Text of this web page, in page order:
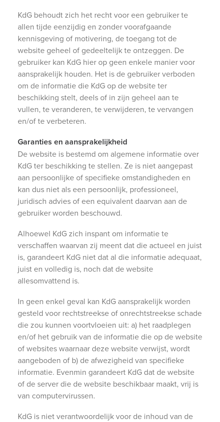
KdG behoudt zich het recht voor een gebruiker te
allen tijde eenzijdig en zonder voorafgaande
kennisgeving of motivering, de toegang tot de
website geheel of gedeeltelijk te ontzeggen. De
gebruiker kan KdG hier op geen enkele manier voor
aansprakelijk houden. Het is de gebruiker verboden
om de informatie die KdG op de website ter
beschikking stelt, deels of in zijn geheel aan te
vullen, te veranderen, te verwijderen, te vervangen
en/of te verbeteren.
Garanties en aansprakelijkheid
De website is bestemd om algemene informatie over
KdG ter beschikking te stellen. Ze is niet aangepast
aan persoonlijke of specifieke omstandigheden en
kan dus niet als een persoonlijk, professioneel,
juridisch advies of een equivalent daarvan aan de
gebruiker worden beschouwd.
Alhoewel KdG zich inspant om informatie te
verschaffen waarvan zij meent dat die actueel en juist
is, garandeert KdG niet dat al die informatie adequaat,
juist en volledig is, noch dat de website
allesomvattend is.
In geen enkel geval kan KdG aansprakelijk worden
gesteld voor rechtstreekse of onrechtstreekse schade
die zou kunnen voortvloeien uit: a) het raadplegen
en/of het gebruik van de informatie die op de website
of websites waarnaar deze website verwijst, wordt
aangeboden of b) de afwezigheid van specifieke
informatie. Evenmin garandeert KdG dat de website
of de server die de website beschikbaar maakt, vrij is
van computervirussen.
KdG is niet verantwoordelijk voor de inhoud van de